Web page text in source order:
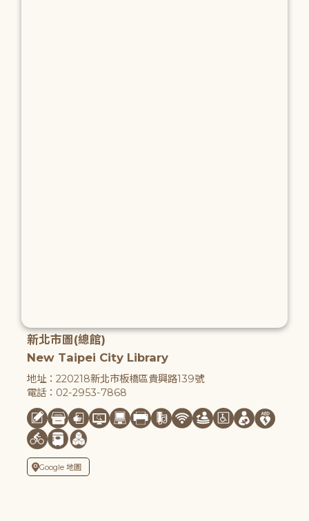
新北市圖(總館)
New Taipei City Library
地址：220218新北市板橋區貴興路139號
電話：02-2953-7868
Google 地圖